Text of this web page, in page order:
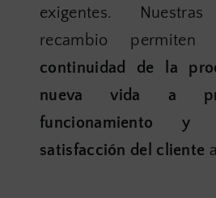
exigentes.
recambio permiten
continuidad de la
nueva vida a
funcionamiento y
satisfacción del cliente